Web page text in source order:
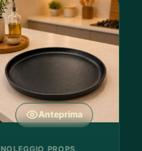
Anteprima
NOLEGGIO PROPS